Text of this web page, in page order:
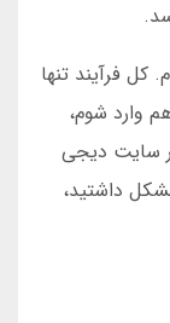
طی کردم. کل فرآیند تنها
وارد شوم،
سایت دیجی
داشتید،